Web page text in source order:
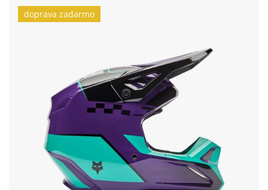
doprava zadarmo